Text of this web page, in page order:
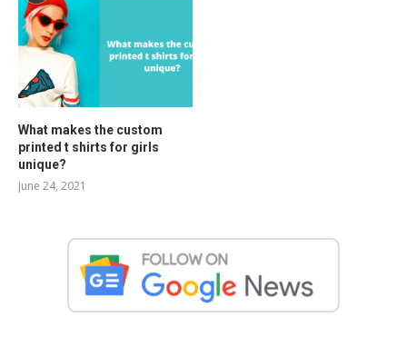
What makes the custom
printed t shirts for girls
unique?
June 24, 2021